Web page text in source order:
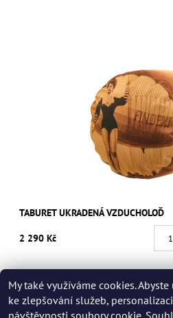
TABURET UKRADENÁ VZDUCHOLOĎ
2 290 Kč
položek
My také využíváme cookies.
ke zlepšování služeb,
návštěvnosti soubory cookie.